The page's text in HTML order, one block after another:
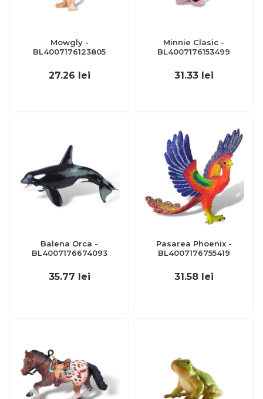
Mowgly -
BL4007176123805
27.26 lei
Minnie Clasic -
BL4007176153499
31.33 lei
Balena Orca -
BL4007176674093
35.77 lei
Pasarea Phoenix -
BL4007176755419
31.58 lei